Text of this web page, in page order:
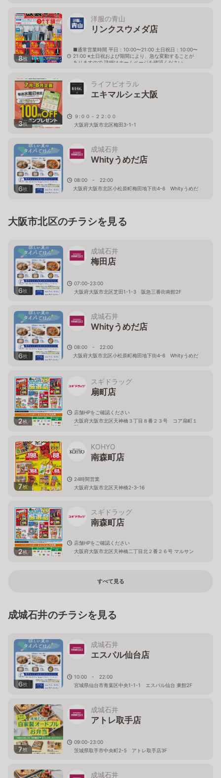
8枚
洋服の青山
リンクスウメダ店
■通常営業時間 平日：10:00〜21:00 土日祝日：10:00〜
21:00 ※土日祝および期間により、急な変動することが
ありますので 詳細はホームページを確認ください
3枚
ライフビオラル
エキマルシェ大阪
９:００－２２:００
大阪府大阪市北区梅田3-1-1
6枚
成城石井
Whityうめだ店
08:00 - 22:00
大阪府大阪市北区小松原町梅田地下街4-6 Whityうめだ
大阪市北区のチラシを見る
6枚
成城石井
梅田店
07:00-23:00
大阪府大阪市北区芝田1-1-3 阪急三番街南館2F
6枚
成城石井
Whityうめだ店
08:00 - 22:00
大阪府大阪市北区小松原町梅田地下街4-6 Whityうめだ
2枚
スギドラッグ
扇町店
店舗HPをご確認ください
大阪府大阪市北区天神橋３丁目８番２３号 コア扇町１
階
7枚
KOHYO
南森町店
24時間営業
大阪府大阪市北区天神橋2-3-16
2枚
スギドラッグ
南森町店
店舗HPをご確認ください
大阪府大阪市北区天神橋二丁目北２番２６号 マルサン
ビル
すべて見る
成城石井のチラシを見る
6枚
成城石井
エスパル仙台店
10:00 - 22:00
宮城県仙台市青葉区中央1-1-1 エスパル仙台 東館2F
7枚
成城石井
アトレ取手店
09:00-23:00
茨城県取手市中央町2-5 アトレ取手店3F
成城石井